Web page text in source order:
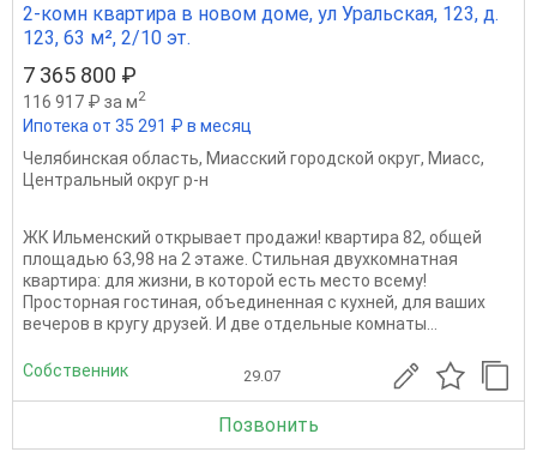
2-комн квартира в новом доме, ул Уральская, 123, д.
123, 63 м², 2/10 эт.
7 365 800 ₽
116 917 ₽ за м2
Ипотека от 35 291 ₽ в месяц
Челябинская область, Миасский городской округ, Миасс,
Центральный округ р-н
ЖК Ильменский открывает продажи! квартира 82, общей
площадью 63,98 на 2 этаже. Стильная двухкомнатная
квартира: для жизни, в которой есть место всему!
Просторная гостиная, объединенная с кухней, для ваших
вечеров в кругу друзей. И две отдельные комнаты...
Собственник 29.07
Позвонить